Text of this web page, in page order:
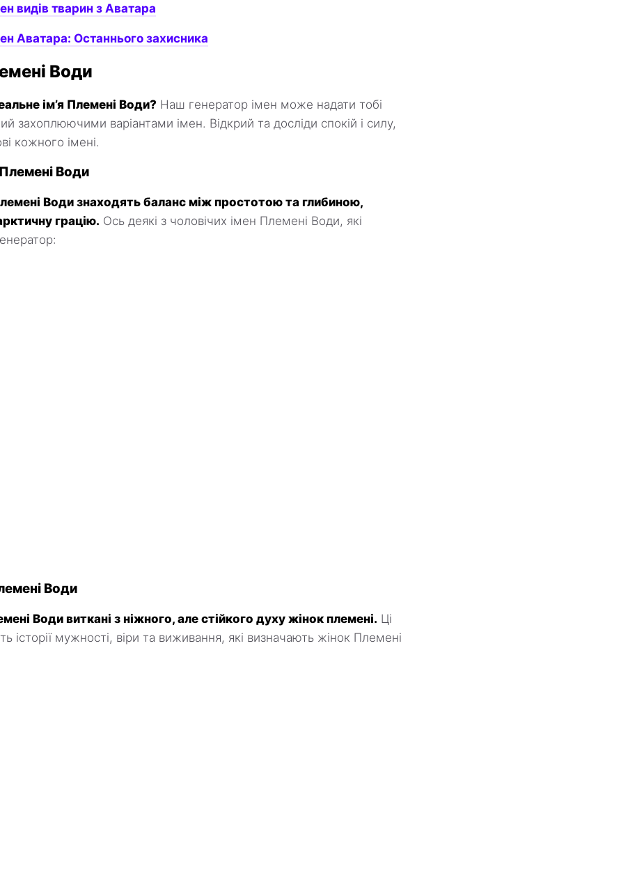
видів тварин з Аватара
Аватара: Останнього захисника
Води
ім’я Племені Води? Наш генератор імен може надати тобі
захоплюючими варіантами імен. Відкрий та досліди спокій і силу,
кожного імені.
Води
Води знаходять баланс між простотою та глибиною,
грацію. Ось деякі з чоловічих імен Племені Води, які
Води
Води виткані з ніжного, але стійкого духу жінок племені. Ці
історії мужності, віри та виживання, які визначають жінок Племені